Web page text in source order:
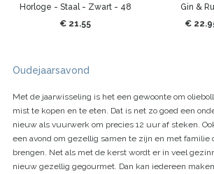
Horloge - Staal - Zwart - 48
mm
€ 21.55
Gin &
€
Oudejaarsavond
Met de jaarwisseling is het een gewoonte om
mist te kopen en te eten. Dat is net zo goed een
nieuw als vuurwerk om precies 12 uur af steken.
een avond om gezellig samen te zijn en met familie
brengen. Net als met de kerst wordt er in veel
nieuw gezellig gegourmet. Dan kan iedereen